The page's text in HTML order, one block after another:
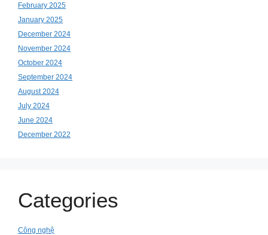
February 2025
January 2025
December 2024
November 2024
October 2024
September 2024
August 2024
July 2024
June 2024
December 2022
Categories
Công nghệ